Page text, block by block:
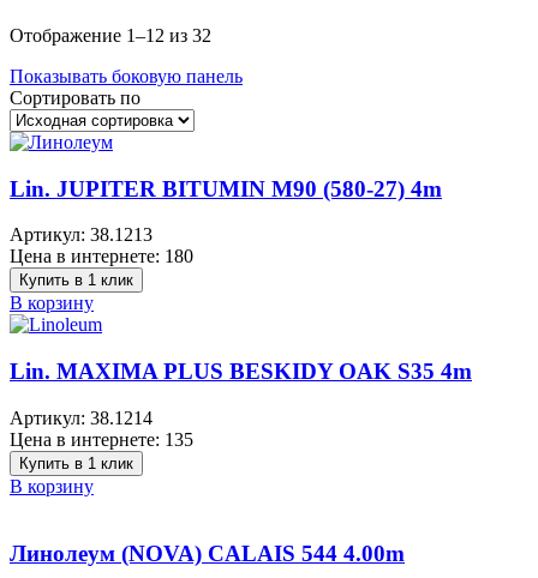
Отображение 1–12 из 32
Показывать боковую панель
Сортировать по
Lin. JUPITER BITUMIN M90 (580-27) 4m
Артикул: 38.1213
Цена в интернете: 180
Купить в 1 клик
В корзину
Lin. MAXIMA PLUS BESKIDY OAK S35 4m
Артикул: 38.1214
Цена в интернете: 135
Купить в 1 клик
В корзину
Линолеум (NOVA) CALAIS 544 4.00m